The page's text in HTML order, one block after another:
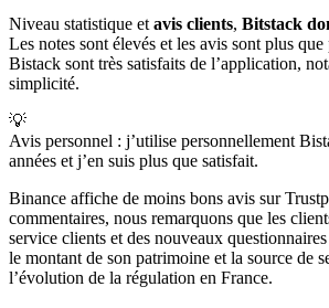
Niveau statistique et avis clients, Bitstack
Les notes sont élevés et les avis sont plus
Bistack sont très satisfaits de l’application,
simplicité.
💡
Avis personnel : j’utilise personnellement
années et j’en suis plus que satisfait.
Binance affiche de moins bons avis sur
commentaires, nous remarquons que les
service clients et des nouveaux
le montant de son patrimoine et la source de
l’évolution de la régulation en France.